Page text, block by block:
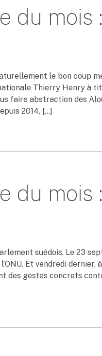
du mois :
le bon coup
Thierry Henry à
faire abstraction des
2014, […]
du mois :
suédois. Le 23
Et vendredi dernier,
des gestes concrets